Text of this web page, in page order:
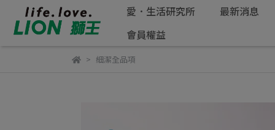
愛．生活研究所
最新消息
會員權益
細潔全品項